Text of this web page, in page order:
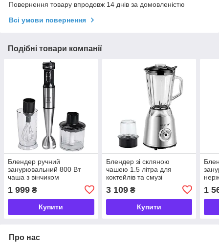
Повернення товару впродовж 14 днів за домовленістю
Всі умови повернення
Подібні товари компанії
Блендер ручний
занурювальний 800 Вт
чаша з вінчиком
Sokany SK-768-4
1 999 ₴
Купити
Блендер зі скляною
чашею 1.5 літра для
коктейлів та смузі
швидкості 800 Вт Sokany
SK186SS
3 109₴
Купити
800
1
Про нас